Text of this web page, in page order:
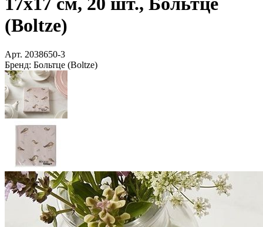
(Boltze)
Арт. 2038650-3
Бренд: Больтце (Boltze)